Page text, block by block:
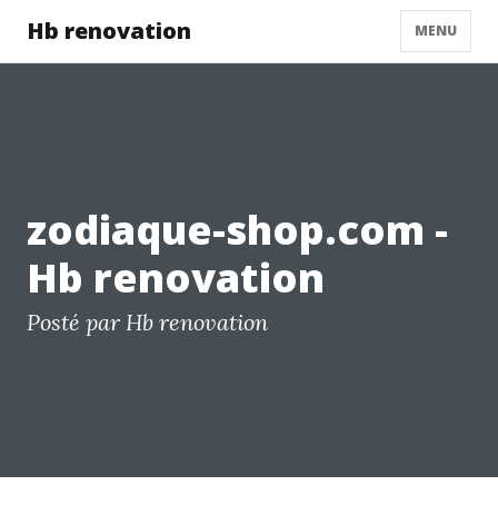
Hb renovation MENU
zodiaque-shop.com -
Hb renovation
Posté par Hb renovation